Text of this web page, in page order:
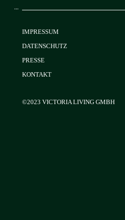
IMPRESSUM
DATENSCHUTZ
PRESSE
KONTAKT
©2023 VICTORIA LIVING GMBH